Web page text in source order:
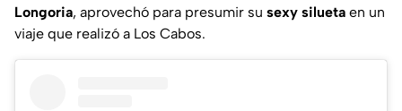
Longoria, aprovechó para presumir su sexy silueta en un
viaje que realizó a Los Cabos.